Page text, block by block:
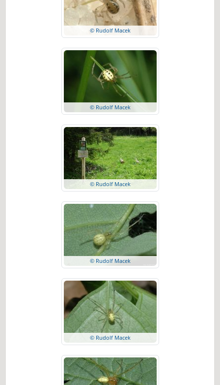
© Rudolf Macek
© Rudolf Macek
© Rudolf Macek
© Rudolf Macek
© Rudolf Macek